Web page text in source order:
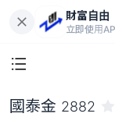
財富自由
立即使用
國泰金 2882